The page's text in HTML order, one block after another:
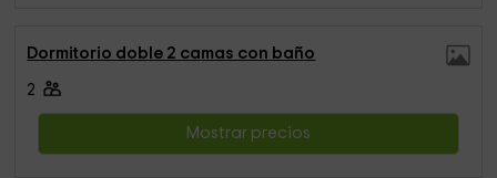
Dormitorio doble 2 camas con baño
2
Mostrar precios